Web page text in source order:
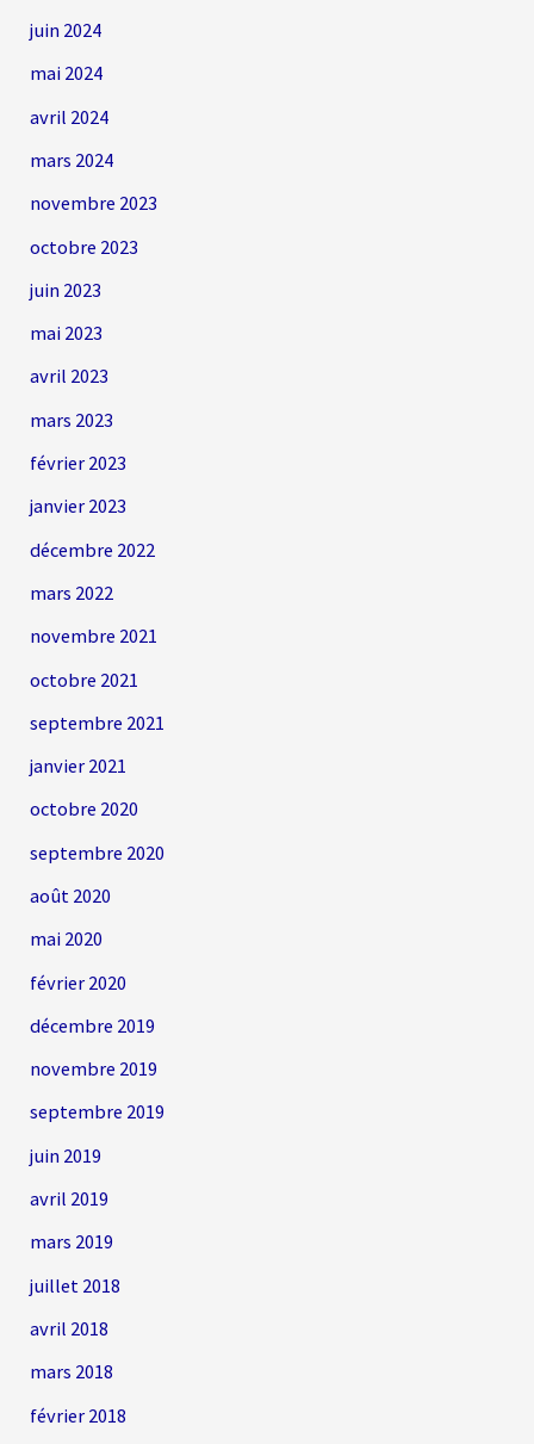
juin 2024
mai 2024
avril 2024
mars 2024
novembre 2023
octobre 2023
juin 2023
mai 2023
avril 2023
mars 2023
février 2023
janvier 2023
décembre 2022
mars 2022
novembre 2021
octobre 2021
septembre 2021
janvier 2021
octobre 2020
septembre 2020
août 2020
mai 2020
février 2020
décembre 2019
novembre 2019
septembre 2019
juin 2019
avril 2019
mars 2019
juillet 2018
avril 2018
mars 2018
février 2018